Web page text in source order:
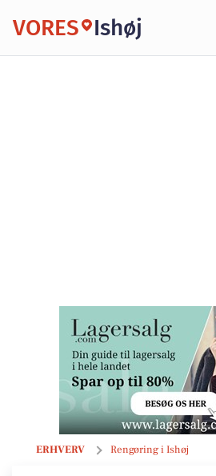
VORES Ishøj
ERHVERV Rengøring i Ishøj
Lets Move In Rengøring